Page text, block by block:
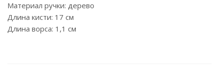
Материал ручки: дерево
Длина кисти: 17 см
Длина ворса: 1,1 см